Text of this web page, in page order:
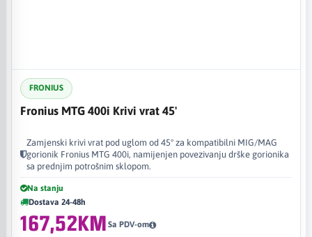
FRONIUS
Fronius MTG 400i Krivi vrat 45'
Zamjenski krivi vrat pod uglom od 45° za kompatibilni MIG/MAG
gorionik Fronius MTG 400i, namijenjen povezivanju drške gorionika
sa prednjim potrošnim sklopom.
Na stanju
Dostava 24-48h
167,52KM Sa PDV-om